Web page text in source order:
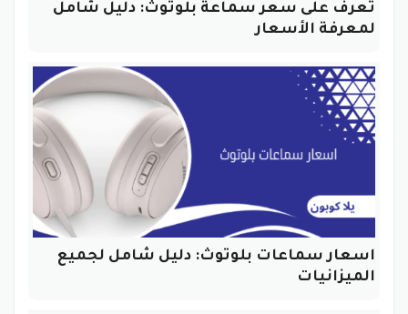
تعرف على سعر سماعة بلوتوث: دليل شامل
لمعرفة الأسعار
اسعار سماعات بلوتوث: دليل شامل لجميع
الميزانيات